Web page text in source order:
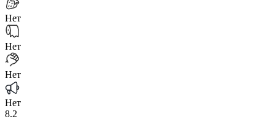
Нет
Нет
Нет
Нет
8.2